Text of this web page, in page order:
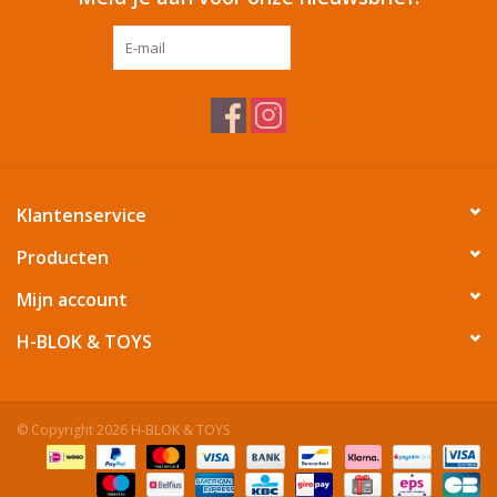
Klantenservice
Producten
Mijn account
H-BLOK & TOYS
© Copyright 2026 H-BLOK & TOYS